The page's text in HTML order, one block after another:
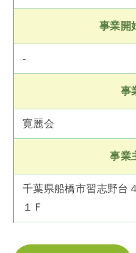
事業開
-
事
寛麗会
事業
千葉県船橋市習志野台
１Ｆ